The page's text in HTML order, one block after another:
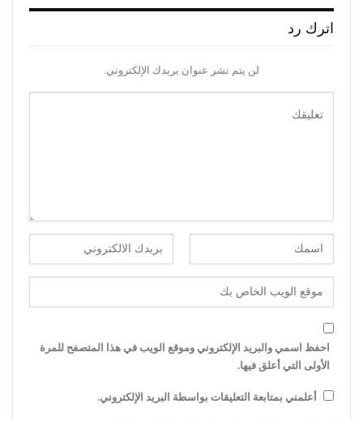
اترك رد
لن يتم نشر عنوان بريدك الإلكتروني.
احفظ اسمي والبريد الإلكتروني وموقع الويب في هذا المتصفح للمرة
الأولى التي أعلق فيها.
أعلمني بمتابعة التعليقات بواسطة البريد الإلكتروني.